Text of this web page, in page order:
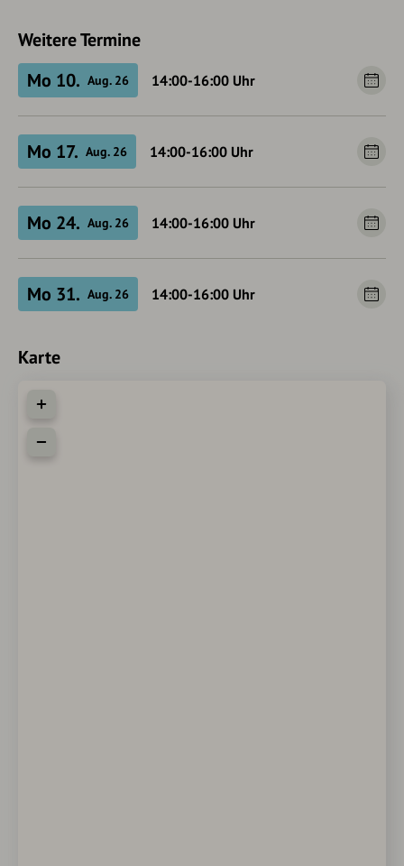
Weitere Termine
Mo 10. Aug. 26 14:00-16:00 Uhr
Mo 17. Aug. 26 14:00-16:00 Uhr
Mo 24. Aug. 26 14:00-16:00 Uhr
Mo 31. Aug. 26 14:00-16:00 Uhr
Karte